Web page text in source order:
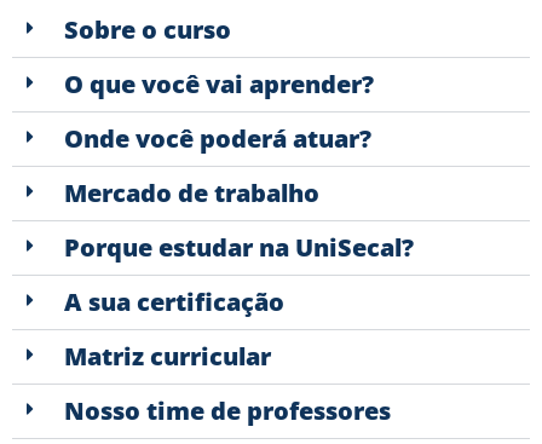
Sobre o curso
O que você vai aprender?
Onde você poderá atuar?
Mercado de trabalho
Porque estudar na UniSecal?
A sua certificação
Matriz curricular
Nosso time de professores